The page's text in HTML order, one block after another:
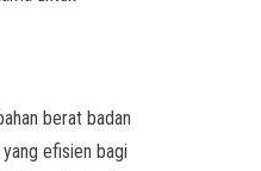
berat badan
efisien bagi